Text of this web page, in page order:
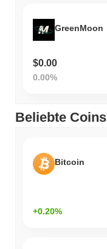
GreenMoon
$0.00
0.00%
Beliebte Coins
Bitcoin
+0.20%